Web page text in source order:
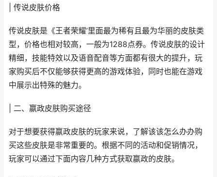
| 传说皮肤价格
传说皮肤是《王者荣耀’里面最为稀有且最为华丽的皮肤类
型，价格也相对较高，一般为1288点券。传说皮肤的设计
精细，技能特效以及语音配音等方面都有很大的提升，玩
家购买后不仅能够获得更高的游戏体验，同时也能在游戏
中展示出特殊的魅力。
| 二、嬴政皮肤购买途径
对于想要获得嬴政皮肤的玩家来说，了解该该怎么办办购
买这些皮肤是非常重要的。根据不同的活动和促销情况，
玩家可以通过下面内容几种方式获取嬴政的皮肤。